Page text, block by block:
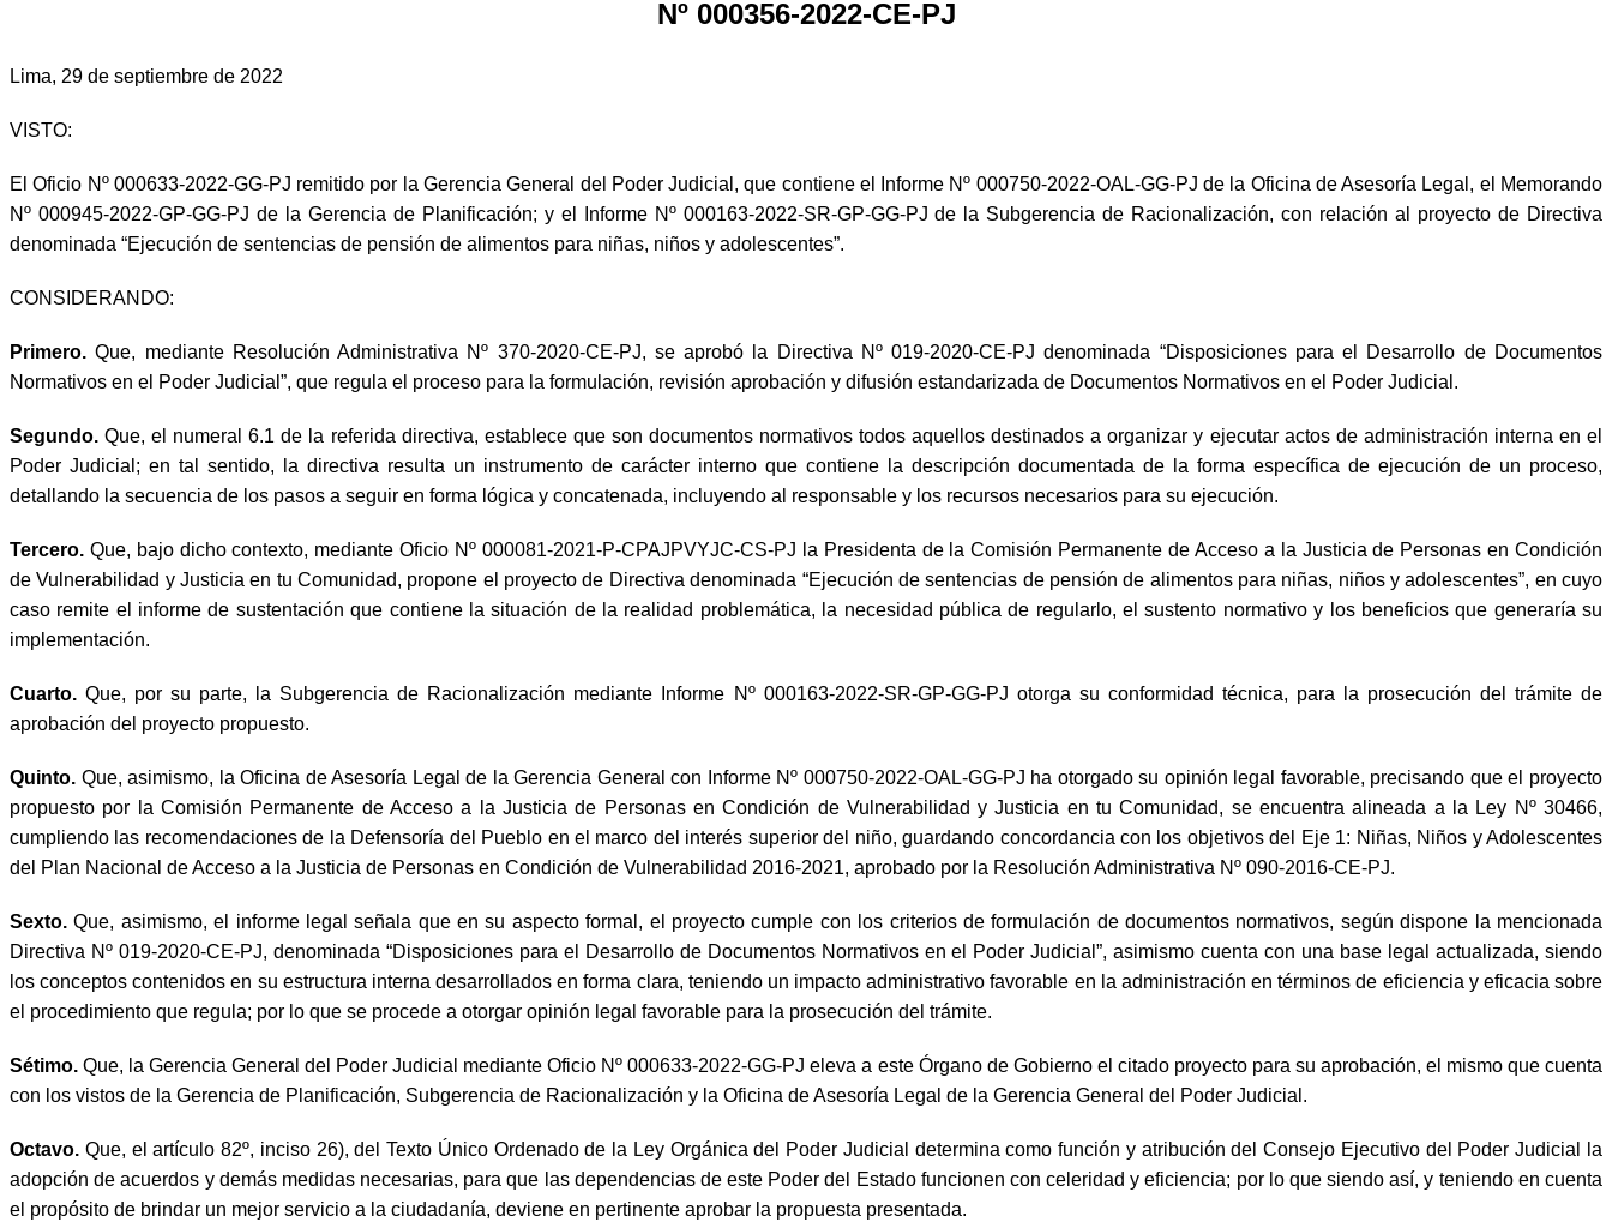
Nº 000356-2022-CE-PJ
Lima, 29 de septiembre de 2022
VISTO:
El Oficio Nº 000633-2022-GG-PJ remitido por la Gerencia General del Poder Judicial, que contiene el Informe Nº 000750-2022-OAL-GG-PJ de la Oficina de Asesoría Legal, el Memorando
Nº 000945-2022-GP-GG-PJ de la Gerencia de Planificación; y el Informe Nº 000163-2022-SR-GP-GG-PJ de la Subgerencia de Racionalización, con relación al proyecto de Directiva
denominada “Ejecución de sentencias de pensión de alimentos para niñas, niños y adolescentes”.
CONSIDERANDO:
Primero.Que, mediante Resolución Administrativa Nº 370-2020-CE-PJ, se aprobó la Directiva Nº 019-2020-CE-PJ denominada “Disposiciones para el Desarrollo de Documentos
Normativos en el Poder Judicial”, que regula el proceso para la formulación, revisión aprobación y difusión estandarizada de Documentos Normativos en el Poder Judicial.
Segundo.Que, el numeral 6.1 de la referida directiva, establece que son documentos normativos todos aquellos destinados a organizar y ejecutar actos de administración interna en el
Poder Judicial; en tal sentido, la directiva resulta un instrumento de carácter interno que contiene la descripción documentada de la forma específica de ejecución de un proceso,
detallando la secuencia de los pasos a seguir en forma lógica y concatenada, incluyendo al responsable y los recursos necesarios para su ejecución.
Tercero. Que, bajo dicho contexto, mediante Oficio Nº 000081-2021-P-CPAJPVYJC-CS-PJ la Presidenta de la Comisión Permanente de Acceso a la Justicia de Personas en Condición
de Vulnerabilidad y Justicia en tu Comunidad, propone el proyecto de Directiva denominada “Ejecución de sentencias de pensión de alimentos para niñas, niños y adolescentes”, en cuyo
caso remite el informe de sustentación que contiene la situación de la realidad problemática, la necesidad pública de regularlo, el sustento normativo y los beneficios que generaría su
implementación.
Cuarto.Que, por su parte, la Subgerencia de Racionalización mediante Informe Nº 000163-2022-SR-GP-GG-PJ otorga su conformidad técnica, para la prosecución del trámite de
aprobación del proyecto propuesto.
Quinto. Que, asimismo, la Oficina de Asesoría Legal de la Gerencia General con Informe Nº 000750-2022-OAL-GG-PJ ha otorgado su opinión legal favorable, precisando que el proyecto
propuesto por la Comisión Permanente de Acceso a la Justicia de Personas en Condición de Vulnerabilidad y Justicia en tu Comunidad, se encuentra alineada a la Ley Nº 30466,
cumpliendo las recomendaciones de la Defensoría del Pueblo en el marco del interés superior del niño, guardando concordancia con los objetivos del Eje 1: Niñas, Niños y Adolescentes
del Plan Nacional de Acceso a la Justicia de Personas en Condición de Vulnerabilidad 2016-2021, aprobado por la Resolución Administrativa Nº 090-2016-CE-PJ.
Sexto.Que, asimismo, el informe legal señala que en su aspecto formal, el proyecto cumple con los criterios de formulación de documentos normativos, según dispone la mencionada
Directiva Nº 019-2020-CE-PJ, denominada “Disposiciones para el Desarrollo de Documentos Normativos en el Poder Judicial”, asimismo cuenta con una base legal actualizada, siendo
los conceptos contenidos en su estructura interna desarrollados en forma clara, teniendo un impacto administrativo favorable en la administración en términos de eficiencia y eficacia sobre
el procedimiento que regula; por lo que se procede a otorgar opinión legal favorable para la prosecución del trámite.
Sétimo.Que, la Gerencia General del Poder Judicial mediante Oficio Nº 000633-2022-GG-PJ eleva a este Órgano de Gobierno el citado proyecto para su aprobación, el mismo que cuenta
con los vistos de la Gerencia de Planificación, Subgerencia de Racionalización y la Oficina de Asesoría Legal de la Gerencia General del Poder Judicial.
Octavo. Que, el artículo 82º, inciso 26), del Texto Único Ordenado de la Ley Orgánica del Poder Judicial determina como función y atribución del Consejo Ejecutivo del Poder Judicial la
adopción de acuerdos y demás medidas necesarias, para que las dependencias de este Poder del Estado funcionen con celeridad y eficiencia; por lo que siendo así, y teniendo en cuenta
el propósito de brindar un mejor servicio a la ciudadanía, deviene en pertinente aprobar la propuesta presentada.